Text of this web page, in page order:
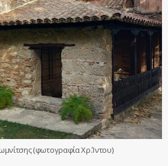
(φωτογραφία Χρ.Ίντου)